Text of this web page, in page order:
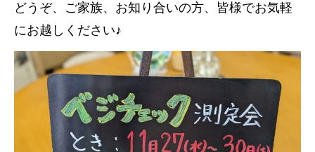
どうぞ、ご家族、お知り合いの方、皆様でお気軽
にお越しください♪